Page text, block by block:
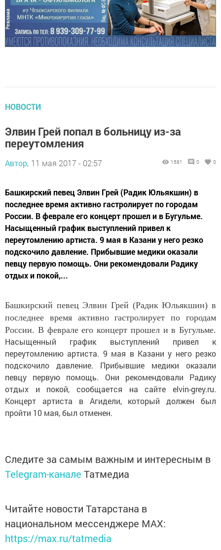
НОВОСТИ
Элвин Грей попал в больницу из-за
переутомления
Автор, 11 мая 2017 - 02:57 1581 0 0
Башкирский певец Элвин Грей (Радик Юльякшин) в
последнее время активно гастролирует по городам
России. В феврале его концерт прошел и в Бугульме.
Насыщенный график выступлений привел к
переутомлению артиста. 9 мая в Казани у него резко
подскочило давление. Прибывшие медики оказали
певцу первую помощь. Они рекомендовали Радику
отдых и покой,...
Башкирский певец Элвин Грей (Радик Юльякшин) в
последнее время активно гастролирует по городам
России. В феврале его концерт прошел и в Бугульме.
Насыщенный график выступлений привел к
переутомлению артиста. 9 мая в Казани у него резко
подскочило давление. Прибывшие медики оказали
певцу первую помощь. Они рекомендовали Радику
отдых и покой, сообщается на сайте elvin-grey.ru.
Концерт артиста в Агидели, который должен был
пройти 10 мая, был отменен.
Следите за самым важным и интересным в
Telegram-канале Татмедиа
Читайте новости Татарстана в
национальном мессенджере MАХ:
https://max.ru/tatmedia